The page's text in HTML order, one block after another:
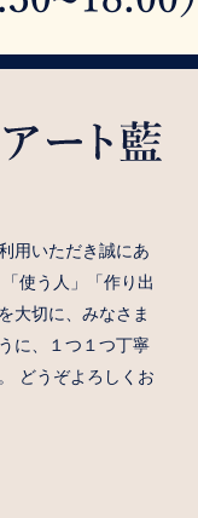
用いただき誠にあ
使う人」「作り出
大切に、みなさま
に、１つ１つ丁寧
どうぞよろしくお